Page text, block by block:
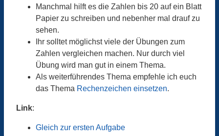
Manchmal hilft es die Zahlen bis 20 auf ein Blatt
Papier zu schreiben und nebenher mal drauf zu
sehen.
Ihr solltet möglichst viele der Übungen zum
Zahlen vergleichen machen. Nur durch viel
Übung wird man gut in einem Thema.
Als weiterführendes Thema empfehle ich euch
das Thema Rechenzeichen einsetzen.
Link:
Gleich zur ersten Aufgabe